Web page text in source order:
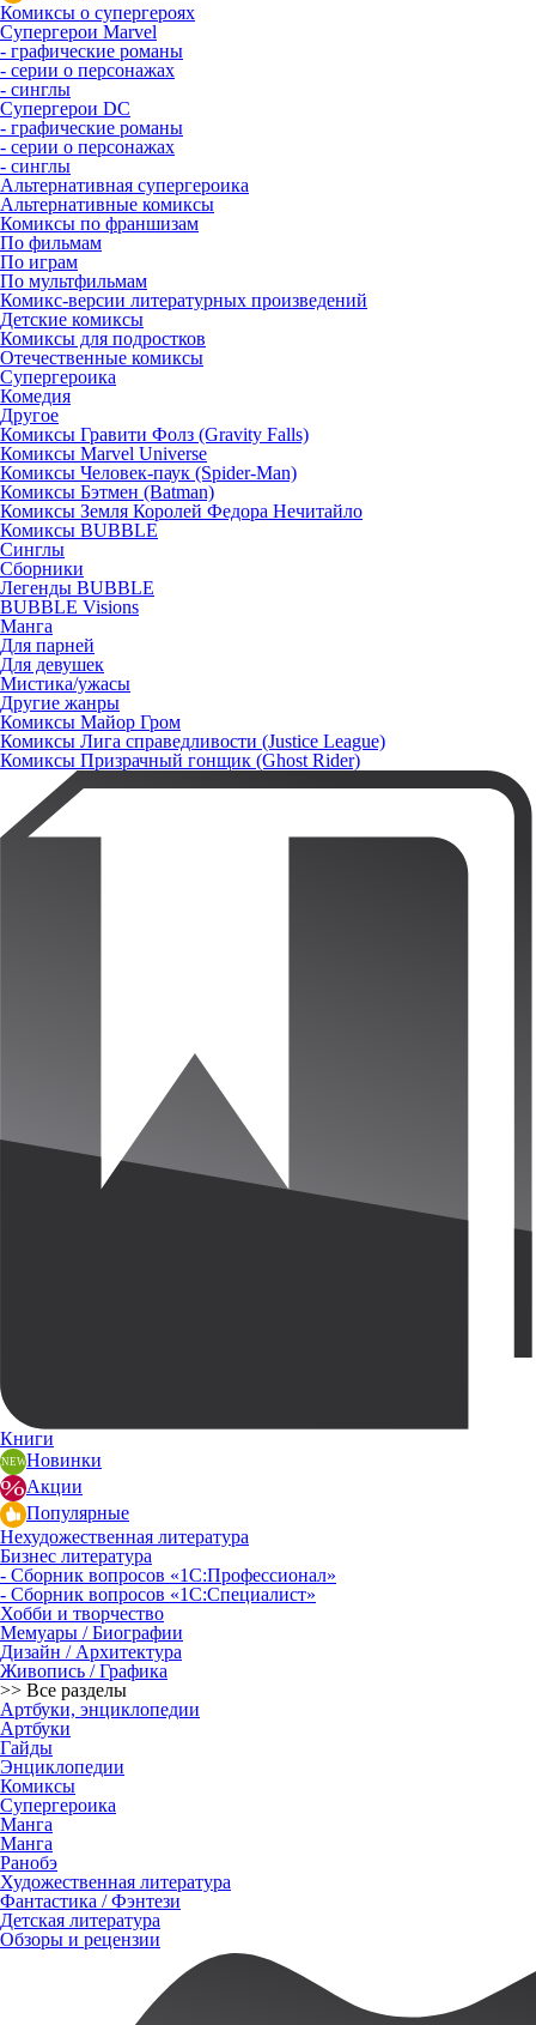
Комиксы о супергероях
Супергерои Marvel
- графические романы
- серии о персонажах
- синглы
Супергерои DC
- графические романы
- серии о персонажах
- синглы
Альтернативная супергероика
Альтернативные комиксы
Комиксы по франшизам
По фильмам
По играм
По мультфильмам
Комикс-версии литературных произведений
Детские комиксы
Комиксы для подростков
Отечественные комиксы
Супергероика
Комедия
Другое
Комиксы Гравити Фолз (Gravity Falls)
Комиксы Marvel Universe
Комиксы Человек-паук (Spider-Man)
Комиксы Бэтмен (Batman)
Комиксы Земля Королей Федора Нечитайло
Комиксы BUBBLE
Синглы
Сборники
Легенды BUBBLE
BUBBLE Visions
Манга
Для парней
Для девушек
Мистика/ужасы
Другие жанры
Комиксы Майор Гром
Комиксы Лига справедливости (Justice League)
Комиксы Призрачный гонщик (Ghost Rider)
Книги
Новинки
Акции
Популярные
Нехудожественная литература
Бизнес литература
- Сборник вопросов «1С:Профессионал»
- Сборник вопросов «1С:Специалист»
Хобби и творчество
Мемуары / Биографии
Дизайн / Архитектура
Живопись / Графика
>> Все разделы
Артбуки, энциклопедии
Артбуки
Гайды
Энциклопедии
Комиксы
Супергероика
Манга
Манга
Ранобэ
Художественная литература
Фантастика / Фэнтези
Детская литература
Обзоры и рецензии